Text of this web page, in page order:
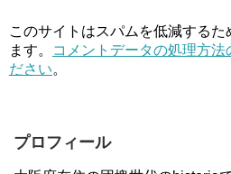
このサイトはスパムを低減する
ます。
コメントデータの処理方法
ださい。
プロフィール